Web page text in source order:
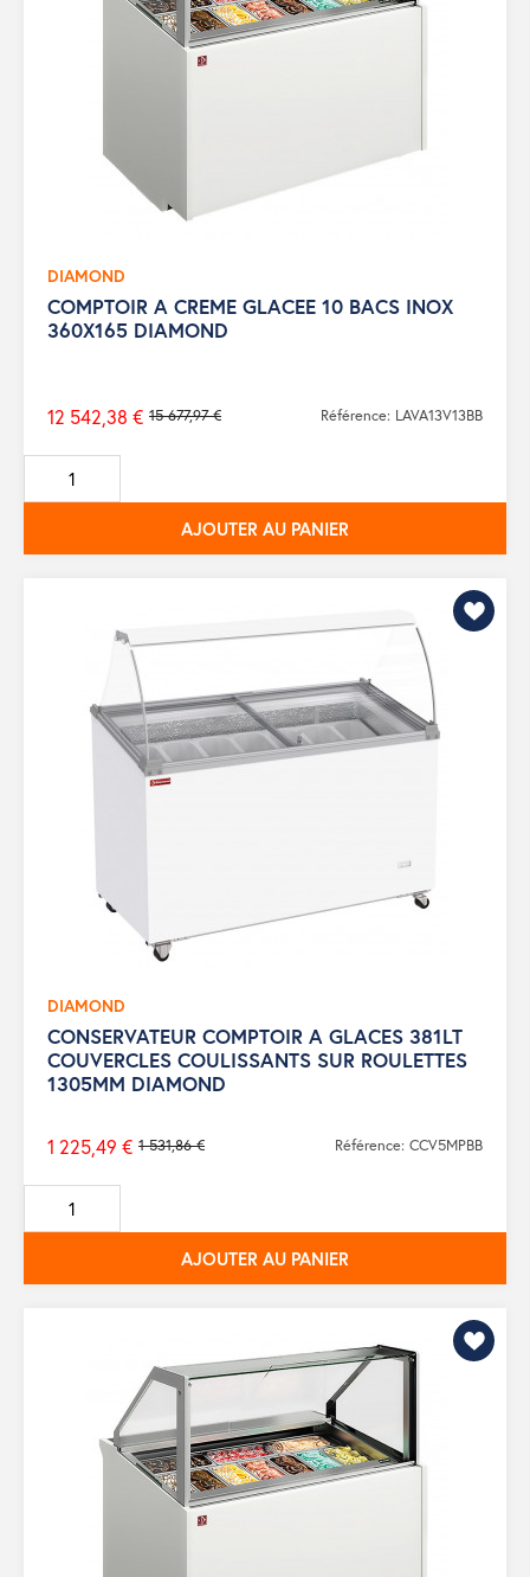
DIAMOND
COMPTOIR A CREME GLACEE 10 BACS INOX
360X165 DIAMOND
Prix
de
base
15 677,97 €
12 542,38 € Référence: LAVA13V13BB
AJOUTER AU PANIER
DIAMOND
CONSERVATEUR COMPTOIR A GLACES 381LT
COUVERCLES COULISSANTS SUR ROULETTES
1305MM DIAMOND
Prix
de
base
1 531,86 €
1 225,49 € Référence: CCV5MPBB
AJOUTER AU PANIER